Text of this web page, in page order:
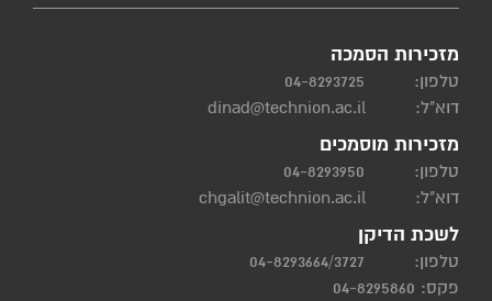
מזכירות הסמכה
טלפון:
04-8293725
דוא"ל:
dinad@technion.ac.il
מזכירות מוסמכים
טלפון:
04-8293950
דוא"ל:
chgalit@technion.ac.il
לשכת הדיקן
טלפון:
04-8293664/3727
פקס: 04-8295860